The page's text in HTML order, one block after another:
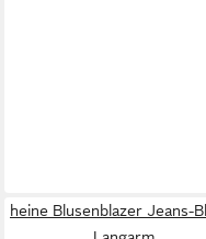
heine Blusenblazer Jeans-